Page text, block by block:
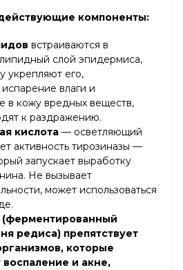
компоненты:
встраиваются в
слой эпидермиса,
укрепляют его,
влаги и
в кожу вредных веществ,
к раздражению.
кислота — осветляющий
активность тирозиназы —
запускает выработку
Не вызывает
может использоваться
(ферментированный
редиса) препятствует
которые
и акне,